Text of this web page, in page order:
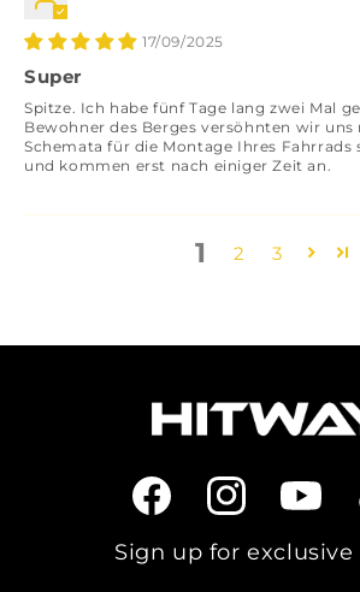
17/09/2025
Super
Spitze. Ich habe fünf Tage lang zwei Mal
Bewohner des Berges versöhnten wir
Schemata für die Montage Ihres
und kommen erst nach einiger Zeit an.
1 2 3
FacebookInstagramYouTube
Sign up for exclusive